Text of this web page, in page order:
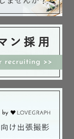
「　和傘(子ども